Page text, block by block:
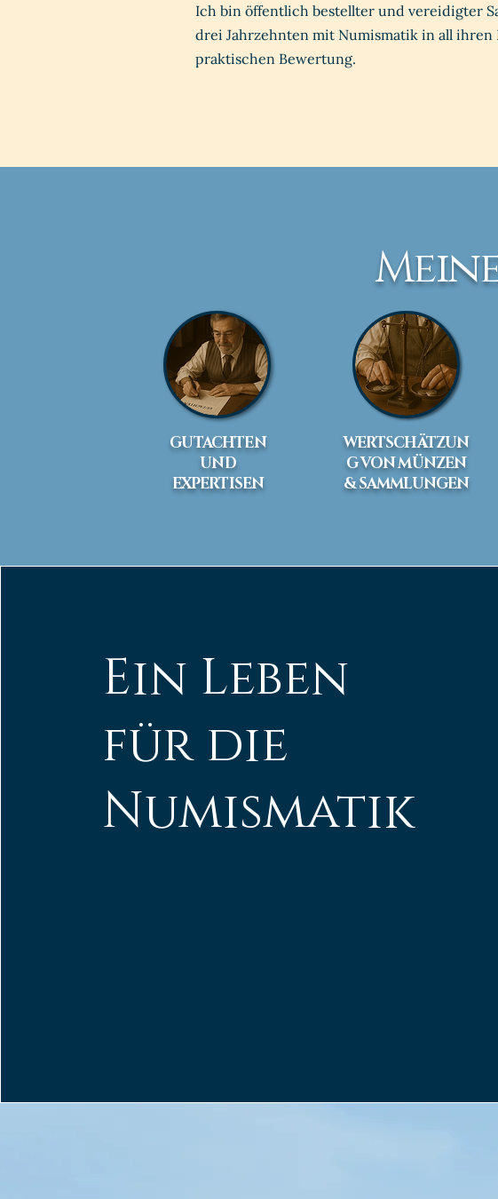
Ich bin öffentlich bestellter und vereidigter
drei Jahrzehnten mit Numismatik in all ihren
praktischen Bewertung.
GUTACHTEN
UND
EXPERTISEN
WERTSCHÄTZUN
G VON MÜNZEN
& SAMMLUNGEN
Ein Leben
für die
Numismatik